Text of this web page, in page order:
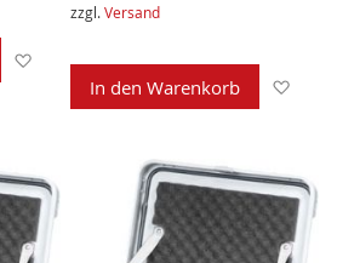
Zur Wunschliste hinzufügen
zzgl.Versand
In den Warenkorb